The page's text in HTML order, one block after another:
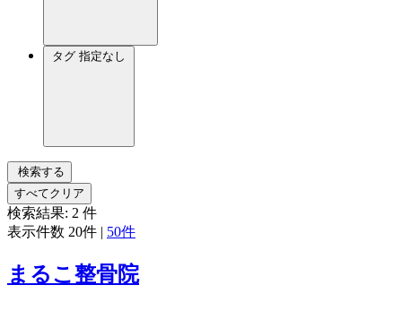
タグ 指定なし
検索する
すべてクリア
検索結果: 2 件
表示件数 20件 | 50件
まるこ整骨院